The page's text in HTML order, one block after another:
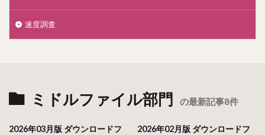
速度調査
ミドルファイル部門 の最新記事8件
2026年03月版 ダウンロードフ
2026年02月版 ダウンロードフ